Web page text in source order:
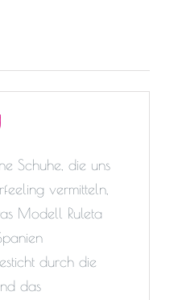
Schuhe, die uns
vermitteln,
Modell Ruleta
durch die
das